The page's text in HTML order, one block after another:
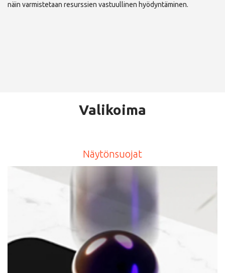
näin varmistetaan resurssien vastuullinen hyödyntäminen.
Valikoima
Näytönsuojat